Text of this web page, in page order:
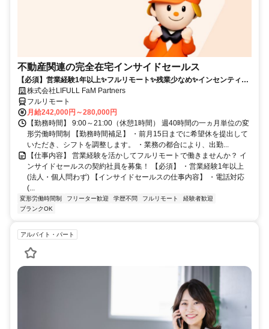
不動産関連の完全在宅インサイドセールス
【必須】営業経験1年以上✨フルリモート✨残業少なめ✨インセンティブ
有 株式会社LIFULL FaM Partners
フルリモート
月給242,000円～280,000円
【勤務時間】 9:00～21:00（休憩1時間） 週40時間の一ヵ月単位の変
形労働時間制 【勤務時間補足】 ・前月15日までに希望休を提出して
いただき、シフトを調整します。 ・業務の都合により、出勤...
【仕事内容】 営業経験を活かしてフルリモートで働きませんか？ イ
ンサイドセールスの契約社員を募集！ 【必須】 ・営業経験1年以上
(法人・個人問わず) 【インサイドセールスの仕事内容】 ・電話対応
(...
変形労働時間制 フリーター歓迎 学歴不問 フルリモート
経験者歓迎
ブランクOK
アルバイト・パート